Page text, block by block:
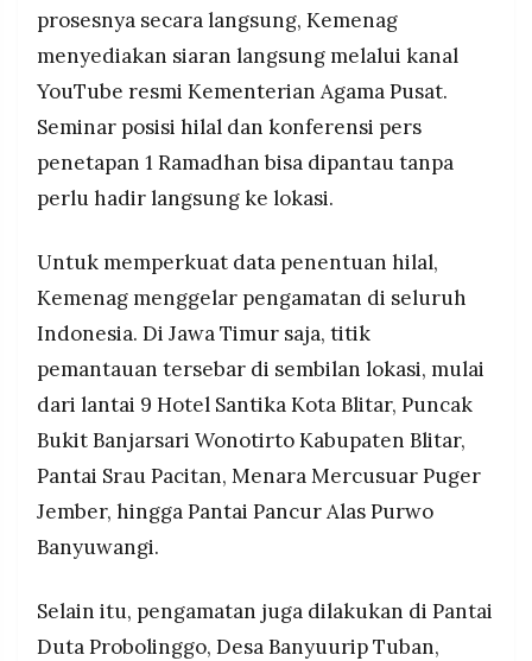
prosesnya secara langsung, Kemenag
menyediakan siaran langsung melalui kanal
YouTube resmi Kementerian Agama Pusat.
Seminar posisi hilal dan konferensi pers
penetapan 1 Ramadhan bisa dipantau tanpa
perlu hadir langsung ke lokasi.
Untuk memperkuat data penentuan hilal,
Kemenag menggelar pengamatan di seluruh
Indonesia. Di Jawa Timur saja, titik
pemantauan tersebar di sembilan lokasi, mulai
dari lantai 9 Hotel Santika Kota Blitar, Puncak
Bukit Banjarsari Wonotirto Kabupaten Blitar,
Pantai Srau Pacitan, Menara Mercusuar Puger
Jember, hingga Pantai Pancur Alas Purwo
Banyuwangi.
Selain itu, pengamatan juga dilakukan di Pantai
Duta Probolinggo, Desa Banyuurip Tuban,